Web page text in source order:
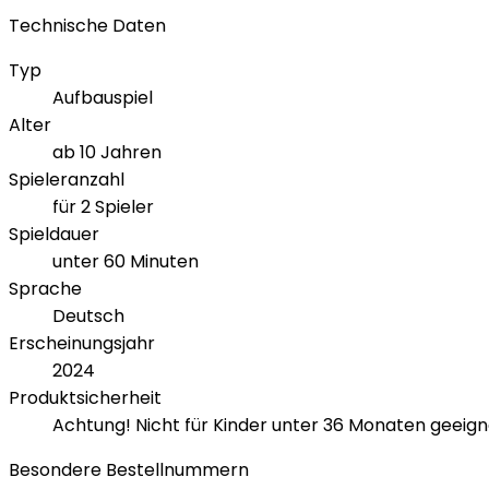
Technische Daten
Typ
Aufbauspiel
Alter
ab 10 Jahren
Spieleranzahl
für 2 Spieler
Spieldauer
unter 60 Minuten
Sprache
Deutsch
Erscheinungsjahr
2024
Produktsicherheit
Achtung! Nicht für Kinder unter 36 Monaten
Besondere Bestellnummern